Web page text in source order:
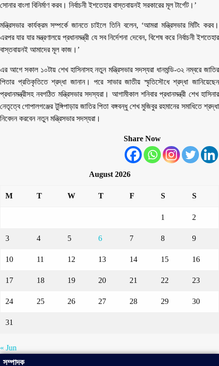
সোনার বাংলা বিনির্মাণ করব। নির্বাচনী ইশতেহার বাস্তবায়নই সরকারের মূল টার্গেট।’
মন্ত্রিসভার কার্যক্রম সম্পর্কে জানতে চাইলে তিনি বলেন, ‘আমরা মন্ত্রিসভার মিটিং করব।
এরপর যার যার মন্ত্রণালয়ে প্রধানমন্ত্রী যে সব নির্দেশনা দেবেন, বিশেষ করে নির্বাচনী ইশতেহার
বাস্তবায়নই আমাদের মূল কাজ।’
এর আগে সকাল ১০টায় শেখ হাসিনাসহ নতুন মন্ত্রিসভার সদস্যরা ধানমন্ডি-৩২ নম্বরে জাতির
পিতার প্রতিকৃতিতে শ্রদ্ধা জানান। পরে সাভার জাতীয় স্মৃতিসৌধে শ্রদ্ধা জানিয়েছেন
প্রধানমন্ত্রীসহ নবগঠিত মন্ত্রিসভার সদস্যরা। আগামীকাল শনিবার প্রধানমন্ত্রী শেখ হাসিনার
নেতৃত্বে গোপালগঞ্জের টুঙ্গিপাড়ায় জাতির পিতা বঙ্গবন্ধু শেখ মুজিবুর রহমানের সমাধিতে শ্রদ্ধা
নিবেদন করবেন নতুন মন্ত্রিসভার সদস্যরা।
Share Now
August 2026
M T W T F S S
1 2
3 4 5 6 7 8 9
10 11 12 13 14 15 16
17 18 19 20 21 22 23
24 25 26 27 28 29 30
31
« Jun
সম্পাদক